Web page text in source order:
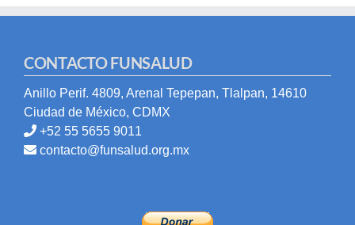
CONTACTO FUNSALUD
Anillo Perif. 4809, Arenal Tepepan, Tlalpan, 14610
Ciudad de México, CDMX
+52 55 5655 9011
contacto@funsalud.org.mx